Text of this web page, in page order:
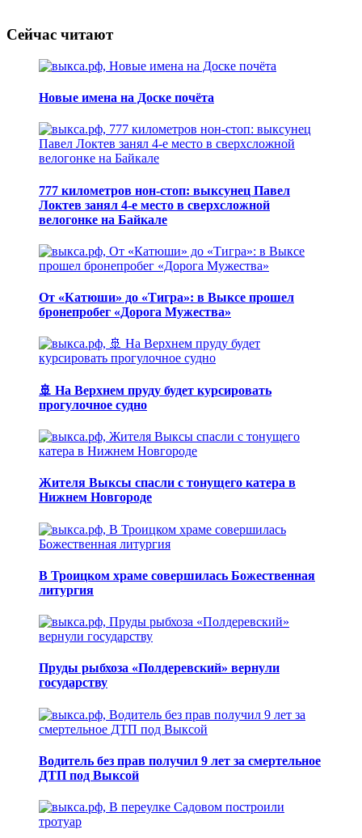
Сейчас читают
Новые имена на Доске почёта
777 километров нон-стоп: выксунец Павел
Локтев занял 4-е место в сверхсложной
велогонке на Байкале
От «Катюши» до «Тигра»: в Выксе прошел
бронепробег «Дорога Мужества»
🚢 На Верхнем пруду будет курсировать
прогулочное судно
Жителя Выксы спасли с тонущего катера в
Нижнем Новгороде
В Троицком храме совершилась Божественная
литургия
Пруды рыбхоза «Полдеревский» вернули
государству
Водитель без прав получил 9 лет за смертельное
ДТП под Выксой